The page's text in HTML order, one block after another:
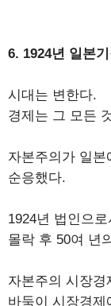
6. 1924년 일본
시대는 변한다.
경제는 그 모든
자본주의가 일본
순응했다.
1924년 법인으
몰락 후 50여 년
자본주의 시장
바둑이 시장경제